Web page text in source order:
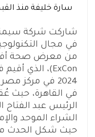
سارة خليفة منذ
شاركت شركة سيمنز
في مجال
في القاهرة، حيث
الرئيس عبد
حيث شكل الحدث